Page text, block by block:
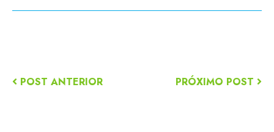
POST ANTERIOR PRÓXIMO POST